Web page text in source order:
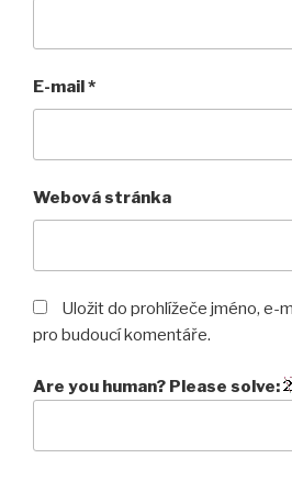
E-mail *
Webová stránka
Uložit do prohlížeče jméno, e-
pro budoucí komentáře.
Are you human? Please solve: